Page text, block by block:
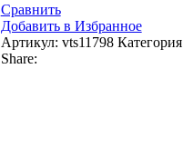
Сравнить
Добавить в Избранное
Артикул: vts11798
Share: